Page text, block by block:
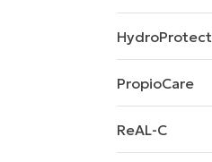
HydroProtect
PropioCare
ReAL-C